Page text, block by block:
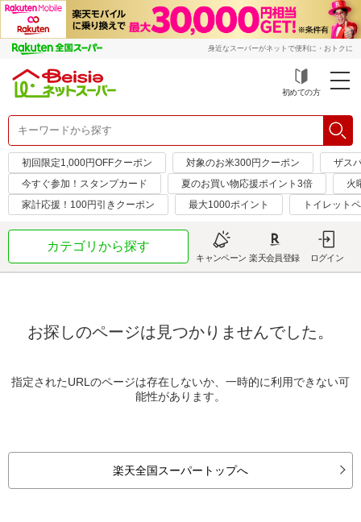
身近なスーパーがネットで便利に・おトクに
初めての方
初回限定1,000円OFFクーポン 対象のお米300円クーポン
ザス
今すぐ参加！スタンプカード
夏のお買い物応援ポイント3倍
火
家計応援！100円引きクーポン
最大1000ポイント トイレット
カテゴリから探す
キャンペーン 楽天会員登録 ログイン
お探しのページは見つかりませんでした。
指定されたURLのページは存在しないか、一時的に利用できない可
能性があります。
楽天全国スーパートップへ